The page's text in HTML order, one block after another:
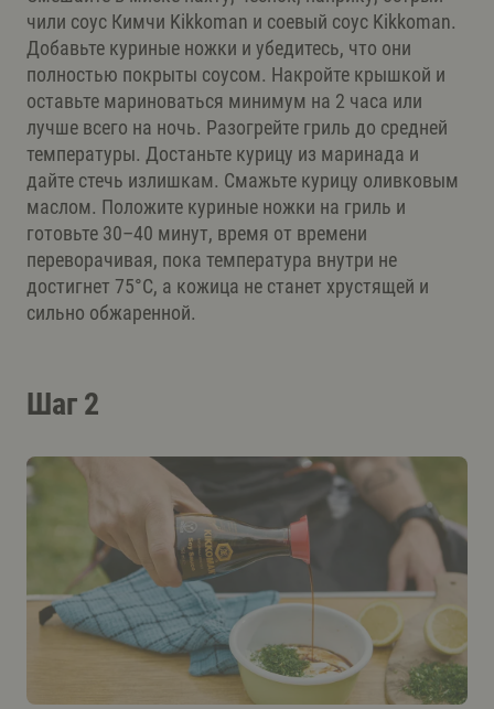
чили соус Кимчи Kikkoman и соевый соус Kikkoman.
Добавьте куриные ножки и убедитесь, что они
полностью покрыты соусом. Накройте крышкой и
оставьте мариноваться минимум на 2 часа или
лучше всего на ночь. Разогрейте гриль до средней
температуры. Достаньте курицу из маринада и
дайте стечь излишкам. Смажьте курицу оливковым
маслом. Положите куриные ножки на гриль и
готовьте 30–40 минут, время от времени
переворачивая, пока температура внутри не
достигнет 75°C, а кожица не станет хрустящей и
сильно обжаренной.
Шаг 2